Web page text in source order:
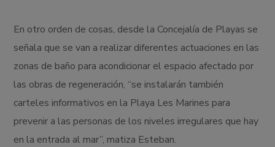
En otro orden de cosas, desde la Concejalía de Playas se
señala que se van a realizar diferentes actuaciones en las
zonas de baño para acondicionar el espacio afectado por
las obras de regeneración, “se instalarán también
carteles informativos en la Playa Les Marines para
prevenir a las personas de los niveles irregulares que hay
en la entrada al mar”, matiza Esteban.